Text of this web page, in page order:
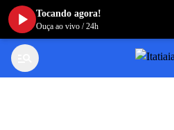
Tocando agora!
Ouça ao vivo /24h